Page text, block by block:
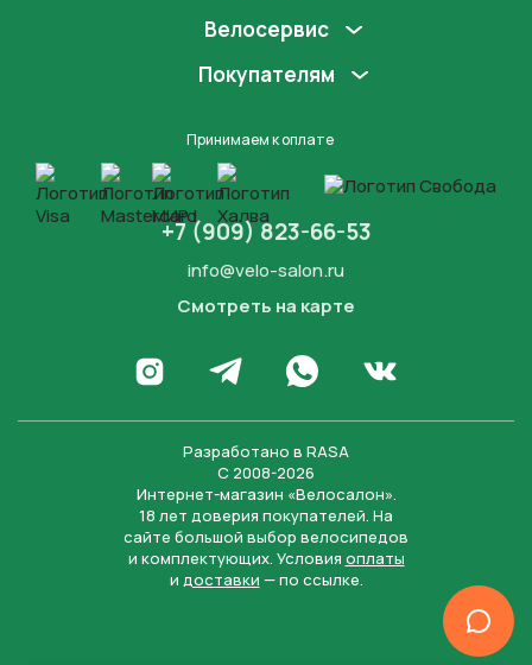
Велосервис
Покупателям
Принимаем к оплате
+7 (909) 823-66-53
info@velo-salon.ru
Смотреть на карте
Перейти в Инстаграм
Написать в Телеграм
Написать в WhatsApp
Перейти во
Разработано в RASA
С 2008-2026
Интернет-магазин «Велосалон».
18 лет доверия покупателей. На
сайте большой выбор велосипедов
и комплектующих. Условия оплаты
и доставки — по ссылке.